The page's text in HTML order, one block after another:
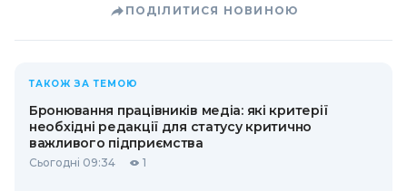
ПОДІЛИТИСЯ НОВИНОЮ
ТАКОЖ ЗА ТЕМОЮ
Бронювання працівників медіа: які критерії
необхідні редакції для статусу критично
важливого підприємства
Сьогодні 09:34 1